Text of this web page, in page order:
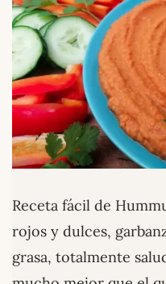
Receta fácil de
rojos y dulces,
grasa, totalmente